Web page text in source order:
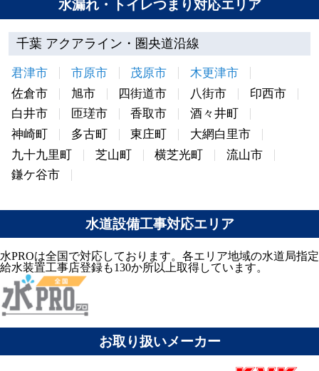
水漏れ・トイレつまり対応エリア
千葉 アクアライン・圏央道沿線
君津市 市原市 茂原市
木更津市
佐倉市
旭市 四街道市 八街市
印西市
白井市
匝瑳市 香取市
酒々井町
神崎町
多古町 東庄町
大網白里市
九十九里町
芝山町 横芝光町
流山市
鎌ケ谷市
水道設備工事対応エリア
水PROは全国で対応しております。各エリア地域の水道局指定
給水装置工事店登録も130か所以上取得しています。
お取り扱いメーカー